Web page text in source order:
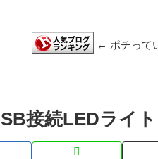
← ポチって
接続LEDライト